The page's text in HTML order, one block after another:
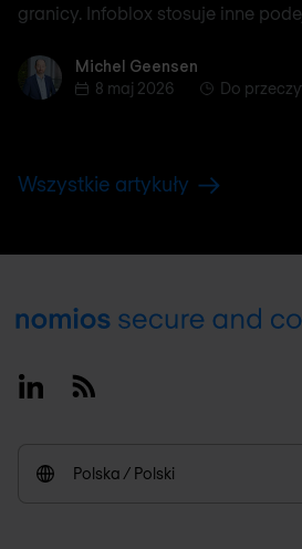
granicy. Infoblox stosuje inne
Michel Geensen
Michel Geensen
8 maj 2026
Do
Wszystkie artykuły
Footer
LinkedinRSS
Polska / Polski